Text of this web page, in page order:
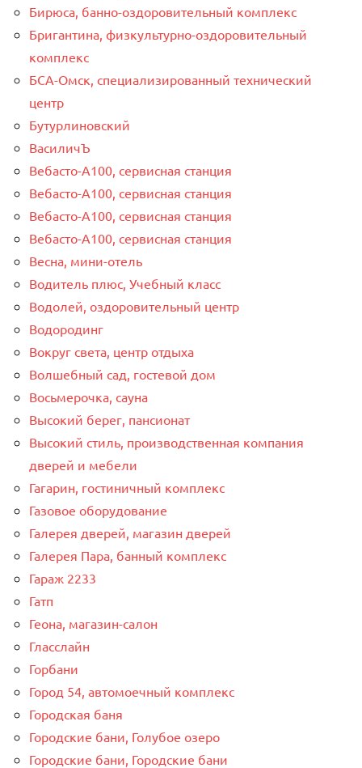
Бирюса, банно-оздоровительный комплекс
Бригантина, физкультурно-оздоровительный
комплекс
БСА-Омск, специализированный технический
центр
Бутурлиновский
ВасиличЪ
Вебасто-А100, сервисная станция
Вебасто-А100, сервисная станция
Вебасто-А100, сервисная станция
Вебасто-А100, сервисная станция
Весна, мини-отель
Водитель плюс, Учебный класс
Водолей, оздоровительный центр
Водородинг
Вокруг света, центр отдыха
Волшебный сад, гостевой дом
Восьмерочка, сауна
Высокий берег, пансионат
Высокий стиль, производственная компания
дверей и мебели
Гагарин, гостиничный комплекс
Газовое оборудование
Галерея дверей, магазин дверей
Галерея Пара, банный комплекс
Гараж 2233
Гатп
Геона, магазин-салон
Гласслайн
Горбани
Город 54, автомоечный комплекс
Городская баня
Городские бани, Голубое озеро
Городские бани, Городские бани